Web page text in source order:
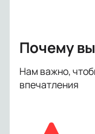
энергетикой.
здесь, в
Цена билетов
Почему
Нам важно,
впечатления